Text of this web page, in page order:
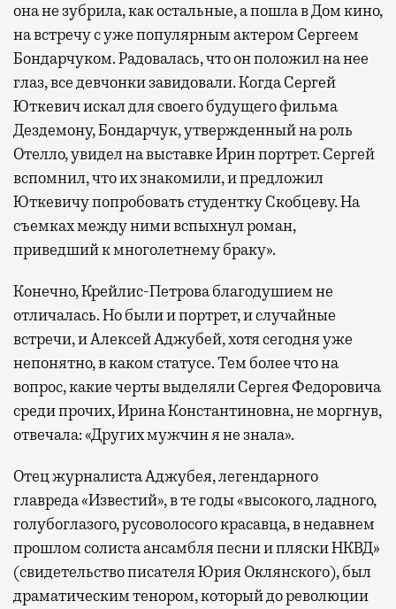
она не зубрила, как остальные, а пошла в Дом кино,
на встречу с уже популярным актером Сергеем
Бондарчуком. Радовалась, что он положил на нее
глаз, все девчонки завидовали. Когда Сергей
Юткевич искал для своего будущего фильма
Дездемону, Бондарчук, утвержденный на роль
Отелло, увидел на выставке Ирин портрет. Сергей
вспомнил, что их знакомили, и предложил
Юткевичу попробовать студентку Скобцеву. На
съемках между ними вспыхнул роман,
приведший к многолетнему браку».
Конечно, Крейлис-Петрова благодушием не
отличалась. Но были и портрет, и случайные
встречи, и Алексей Аджубей, хотя сегодня уже
непонятно, в каком статусе. Тем более что на
вопрос, какие черты выделяли Сергея Федоровича
среди прочих, Ирина Константиновна, не моргнув,
отвечала: «Других мужчин я не знала».
Отец журналиста Аджубея, легендарного
главреда «Известий», в те годы «высокого, ладного,
голубоглазого, русоволосого красавца, в недавнем
прошлом солиста ансамбля песни и пляски НКВД»
(свидетельство писателя Юрия Оклянского), был
драматическим тенором, который до революции